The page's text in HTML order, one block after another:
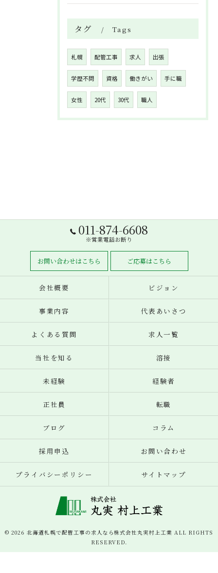
タグ Tags
札幌 配管工事 求人 出張
学歴不問 資格 働きがい 手に職
女性 20代 30代 職人
011-874-6608
※営業電話お断り
お問い合わせはこちら ご応募はこちら
会社概要 ビジョン
事業内容 代表あいさつ
よくある質問 求人一覧
当社を知る 溶接
未経験 経験者
正社員 転職
ブログ コラム
採用申込 お問い合わせ
プライバシーポリシー サイトマップ
© 2026 北海道札幌で配管工事の求人なら株式会社丸実村上工業 ALL RIGHTS
RESERVED.